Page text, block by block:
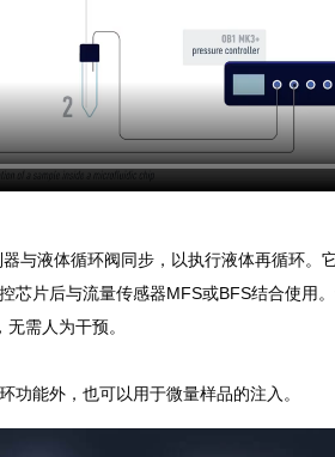
与液体循环阀同步，以执行液体再循环。
芯片后与流量传感器MFS或BFS结合使用
需人为干预。
功能外，也可以用于微量样品的注入。